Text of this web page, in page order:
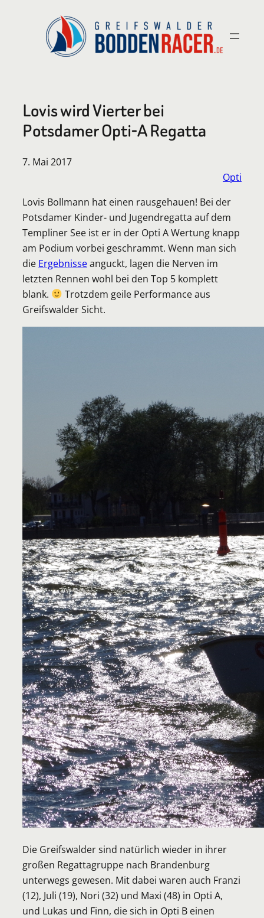
Lovis wird Vierter bei
Potsdamer Opti-A Regatta
7. Mai 2017
Opti
Lovis Bollmann hat einen rausgehauen! Bei der
Potsdamer Kinder- und Jugendregatta auf dem
Templiner See ist er in der Opti A Wertung knapp
am Podium vorbei geschrammt. Wenn man sich
die Ergebnisseanguckt, lagen die Nerven im
letzten Rennen wohl bei den Top 5 komplett
blank.
Trotzdem geile Performance aus
Greifswalder Sicht.
Die Greifswalder sind natürlich wieder in ihrer
großen Regattagruppe nach Brandenburg
unterwegs gewesen. Mit dabei waren auch Franzi
(12), Juli (19), Nori (32) und Maxi (48) in Opti A,
und Lukas und Finn, die sich in Opti B einen